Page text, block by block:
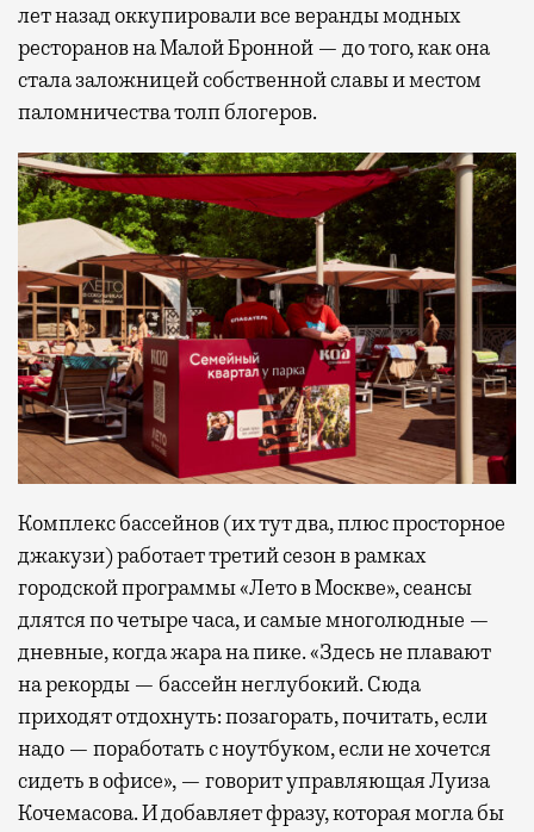
лет назад оккупировали все веранды модных
ресторанов на Малой Бронной — до того, как она
стала заложницей собственной славы и местом
паломничества толп блогеров.
Комплекс бассейнов (их тут два, плюс просторное
джакузи) работает третий сезон в рамках
городской программы «Лето в Москве», сеансы
длятся по четыре часа, и самые многолюдные —
дневные, когда жара на пике. «Здесь не плавают
на рекорды — бассейн неглубокий. Сюда
приходят отдохнуть: позагорать, почитать, если
надо — поработать с ноутбуком, если не хочется
сидеть в офисе», — говорит управляющая Луиза
Кочемасова. И добавляет фразу, которая могла бы